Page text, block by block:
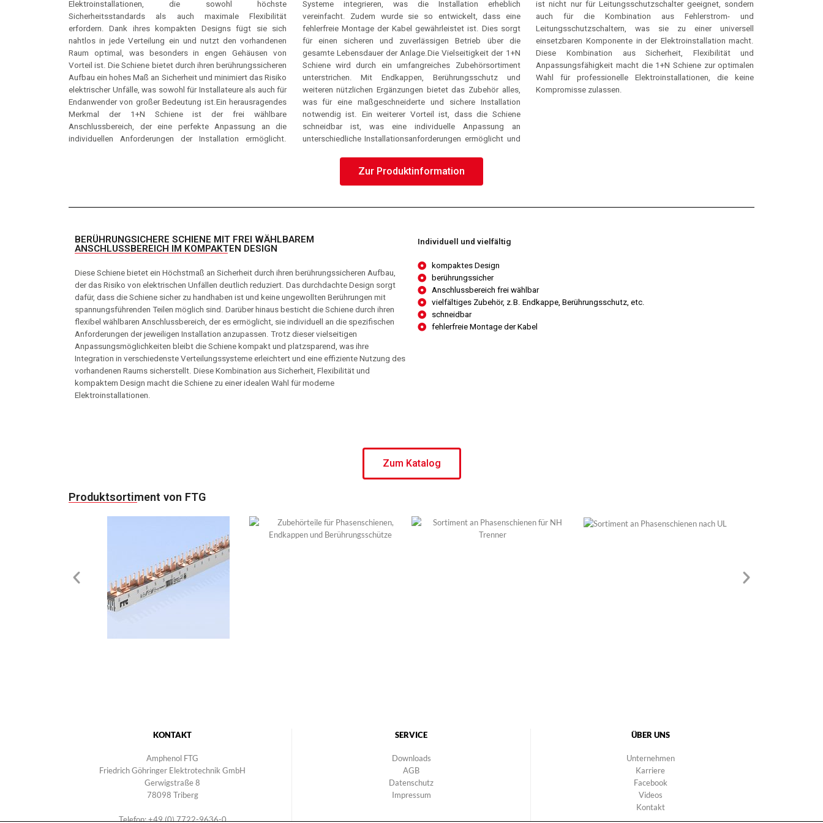
Elektroinstallationen, die sowohl höchste
Sicherheitsstandards als auch maximale Flexibilität
erfordern. Dank ihres kompakten Designs fügt sie sich
nahtlos in jede Verteilung ein und nutzt den vorhandenen
Raum optimal, was besonders in engen Gehäusen von
Vorteil ist. Die Schiene bietet durch ihren berührungssicheren
Aufbau ein hohes Maß an Sicherheit und minimiert das Risiko
elektrischer Unfälle, was sowohl für Installateure als auch für
Endanwender von großer Bedeutung ist.Ein herausragendes
Merkmal der 1+N Schiene ist der frei wählbare
Anschlussbereich, der eine perfekte Anpassung an die
individuellen Anforderungen der Installation ermöglicht.
Systeme integrieren, was die Installation erheblich
vereinfacht. Zudem wurde sie so entwickelt, dass eine
fehlerfreie Montage der Kabel gewährleistet ist. Dies sorgt
für einen sicheren und zuverlässigen Betrieb über die
gesamte Lebensdauer der Anlage.Die Vielseitigkeit der 1+N
Schiene wird durch ein umfangreiches Zubehörsortiment
unterstrichen. Mit Endkappen, Berührungsschutz und
weiteren nützlichen Ergänzungen bietet das Zubehör alles,
was für eine maßgeschneiderte und sichere Installation
notwendig ist. Ein weiterer Vorteil ist, dass die Schiene
schneidbar ist, was eine individuelle Anpassung an
unterschiedliche Installationsanforderungen ermöglicht und
ist nicht nur für Leitungsschutzschalter geeignet, sondern
auch für die Kombination aus Fehlerstrom- und
Leitungsschutzschaltern, was sie zu einer universell
einsetzbaren Komponente in der Elektroinstallation macht.
Diese Kombination aus Sicherheit, Flexibilität und
Anpassungsfähigkeit macht die 1+N Schiene zur optimalen
Wahl für professionelle Elektroinstallationen, die keine
Kompromisse zulassen.
Zur Produktinformation
BERÜHRUNGSICHERE SCHIENE MIT FREI WÄHLBAREM
ANSCHLUSSBEREICH IM KOMPAKTEN DESIGN
Diese Schiene bietet ein Höchstmaß an Sicherheit durch ihren berührungssicheren Aufbau,
der das Risiko von elektrischen Unfällen deutlich reduziert. Das durchdachte Design sorgt
dafür, dass die Schiene sicher zu handhaben ist und keine ungewollten Berührungen mit
spannungsführenden Teilen möglich sind. Darüber hinaus besticht die Schiene durch ihren
flexibel wählbaren Anschlussbereich, der es ermöglicht, sie individuell an die spezifischen
Anforderungen der jeweiligen Installation anzupassen. Trotz dieser vielseitigen
Anpassungsmöglichkeiten bleibt die Schiene kompakt und platzsparend, was ihre
Integration in verschiedenste Verteilungssysteme erleichtert und eine effiziente Nutzung des
vorhandenen Raums sicherstellt. Diese Kombination aus Sicherheit, Flexibilität und
kompaktem Design macht die Schiene zu einer idealen Wahl für moderne
Elektroinstallationen.
Individuell und vielfältig
kompaktes Design
berührungssicher
Anschlussbereich frei wählbar
vielfältiges Zubehör, z.B. Endkappe, Berührungsschutz, etc.
schneidbar
fehlerfreie Montage der Kabel
Zum Katalog
Produktsortiment von FTG
KONTAKT
Amphenol FTG
Friedrich Göhringer Elektrotechnik GmbH
Gerwigstraße 8
78098 Triberg
Telefon: +49 (0) 7722-9636-0
SERVICE
Downloads
AGB
Datenschutz
Impressum
ÜBER UNS
Unternehmen
Karriere
Facebook
Videos
Kontakt